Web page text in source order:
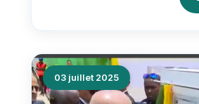
03 juillet 2025